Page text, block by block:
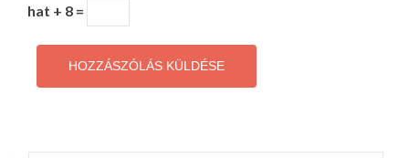
hat + 8 =